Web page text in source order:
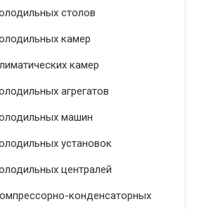
столов
камер
камер
агрегатов
машин
установок
централей
конденсаторных